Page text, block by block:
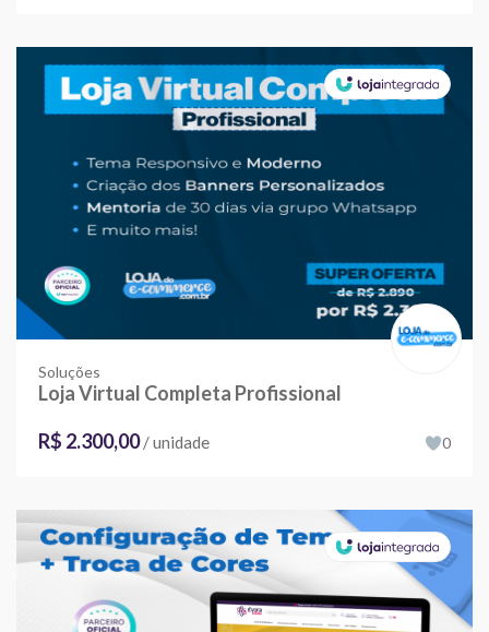
Soluções
Loja Virtual Completa Profissional
R$ 2.300,00/ unidade 0